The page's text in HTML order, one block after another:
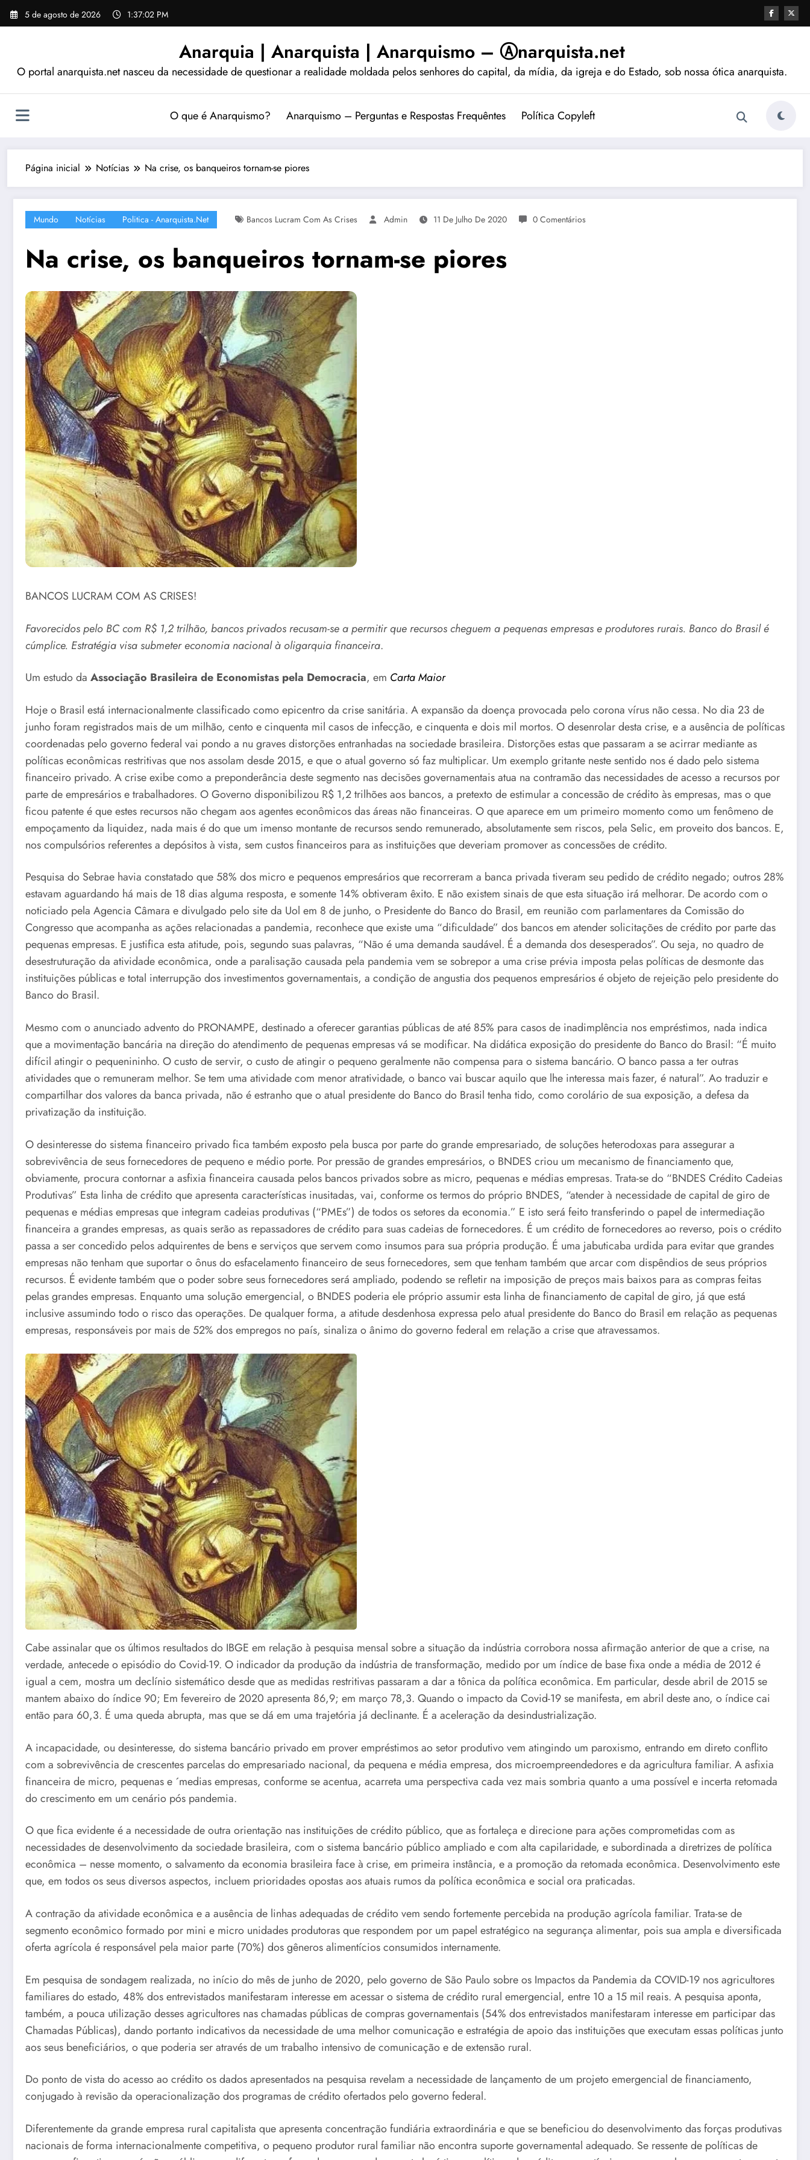
Pular
para
5 de agosto de 2026 1:37:04 PM
Anarquia | Anarquista | Anarquismo – Ⓐnarquista.net
O portal anarquista.net nasceu da necessidade de questionar a realidade moldada pelos senhores do capital, da mídia, da igreja e do Estado, sob nossa ótica anarquista.
O que é Anarquismo? Anarquismo – Perguntas e Respostas Frequêntes Política Copyleft
Página inicial Notícias Na crise, os banqueiros tornam-se piores
Mundo Notícias Politica - Anarquista.net Bancos Lucram Com As Crises Admin 11 De Julho De 2020 0 Comentários
Na crise, os banqueiros tornam-se piores
BANCOS LUCRAM COM AS CRISES!
Favorecidos pelo BC com R$ 1,2 trilhão, bancos privados recusam-se a permitir que recursos cheguem a pequenas empresas e produtores rurais. Banco do Brasil é
cúmplice. Estratégia visa submeter economia nacional à oligarquia financeira.
Um estudo da Associação Brasileira de Economistas pela Democracia, em Carta Maior
Hoje o Brasil está internacionalmente classificado como epicentro da crise sanitária. A expansão da doença provocada pelo corona vírus não cessa. No dia 23 de
junho foram registrados mais de um milhão, cento e cinquenta mil casos de infecção, e cinquenta e dois mil mortos. O desenrolar desta crise, e a ausência de políticas
coordenadas pelo governo federal vai pondo a nu graves distorções entranhadas na sociedade brasileira. Distorções estas que passaram a se acirrar mediante as
políticas econômicas restritivas que nos assolam desde 2015, e que o atual governo só faz multiplicar. Um exemplo gritante neste sentido nos é dado pelo sistema
financeiro privado. A crise exibe como a preponderância deste segmento nas decisões governamentais atua na contramão das necessidades de acesso a recursos por
parte de empresários e trabalhadores. O Governo disponibilizou R$ 1,2 trilhões aos bancos, a pretexto de estimular a concessão de crédito às empresas, mas o que
ficou patente é que estes recursos não chegam aos agentes econômicos das áreas não financeiras. O que aparece em um primeiro momento como um fenômeno de
empoçamento da liquidez, nada mais é do que um imenso montante de recursos sendo remunerado, absolutamente sem riscos, pela Selic, em proveito dos bancos. E,
nos compulsórios referentes a depósitos à vista, sem custos financeiros para as instituições que deveriam promover as concessões de crédito.
Pesquisa do Sebrae havia constatado que 58% dos micro e pequenos empresários que recorreram a banca privada tiveram seu pedido de crédito negado; outros 28%
estavam aguardando há mais de 18 dias alguma resposta, e somente 14% obtiveram êxito. E não existem sinais de que esta situação irá melhorar. De acordo com o
noticiado pela Agencia Câmara e divulgado pelo site da Uol em 8 de junho, o Presidente do Banco do Brasil, em reunião com parlamentares da Comissão do
Congresso que acompanha as ações relacionadas a pandemia, reconhece que existe uma “dificuldade” dos bancos em atender solicitações de crédito por parte das
pequenas empresas. E justifica esta atitude, pois, segundo suas palavras, “Não é uma demanda saudável. É a demanda dos desesperados”. Ou seja, no quadro de
desestruturação da atividade econômica, onde a paralisação causada pela pandemia vem se sobrepor a uma crise prévia imposta pelas políticas de desmonte das
instituições públicas e total interrupção dos investimentos governamentais, a condição de angustia dos pequenos empresários é objeto de rejeição pelo presidente do
Banco do Brasil.
Mesmo com o anunciado advento do PRONAMPE, destinado a oferecer garantias públicas de até 85% para casos de inadimplência nos empréstimos, nada indica
que a movimentação bancária na direção do atendimento de pequenas empresas vá se modificar. Na didática exposição do presidente do Banco do Brasil: “É muito
difícil atingir o pequenininho. O custo de servir, o custo de atingir o pequeno geralmente não compensa para o sistema bancário. O banco passa a ter outras
atividades que o remuneram melhor. Se tem uma atividade com menor atratividade, o banco vai buscar aquilo que lhe interessa mais fazer, é natural”. Ao traduzir e
compartilhar dos valores da banca privada, não é estranho que o atual presidente do Banco do Brasil tenha tido, como corolário de sua exposição, a defesa da
privatização da instituição.
O desinteresse do sistema financeiro privado fica também exposto pela busca por parte do grande empresariado, de soluções heterodoxas para assegurar a
sobrevivência de seus fornecedores de pequeno e médio porte. Por pressão de grandes empresários, o BNDES criou um mecanismo de financiamento que,
obviamente, procura contornar a asfixia financeira causada pelos bancos privados sobre as micro, pequenas e médias empresas. Trata-se do “BNDES Crédito Cadeias
Produtivas” Esta linha de crédito que apresenta características inusitadas, vai, conforme os termos do próprio BNDES, “atender à necessidade de capital de giro de
pequenas e médias empresas que integram cadeias produtivas (“PMEs”) de todos os setores da economia.” E isto será feito transferindo o papel de intermediação
financeira a grandes empresas, as quais serão as repassadores de crédito para suas cadeias de fornecedores. É um crédito de fornecedores ao reverso, pois o crédito
passa a ser concedido pelos adquirentes de bens e serviços que servem como insumos para sua própria produção. É uma jabuticaba urdida para evitar que grandes
empresas não tenham que suportar o ônus do esfacelamento financeiro de seus fornecedores, sem que tenham também que arcar com dispêndios de seus próprios
recursos. É evidente também que o poder sobre seus fornecedores será ampliado, podendo se refletir na imposição de preços mais baixos para as compras feitas
pelas grandes empresas. Enquanto uma solução emergencial, o BNDES poderia ele próprio assumir esta linha de financiamento de capital de giro, já que está
inclusive assumindo todo o risco das operações. De qualquer forma, a atitude desdenhosa expressa pelo atual presidente do Banco do Brasil em relação as pequenas
empresas, responsáveis por mais de 52% dos empregos no país, sinaliza o ânimo do governo federal em relação a crise que atravessamos.
Cabe assinalar que os últimos resultados do IBGE em relação à pesquisa mensal sobre a situação da indústria corrobora nossa afirmação anterior de que a crise, na
verdade, antecede o episódio do Covid-19. O indicador da produção da indústria de transformação, medido por um índice de base fixa onde a média de 2012 é
igual a cem, mostra um declínio sistemático desde que as medidas restritivas passaram a dar a tônica da política econômica. Em particular, desde abril de 2015 se
mantem abaixo do índice 90; Em fevereiro de 2020 apresenta 86,9; em março 78,3. Quando o impacto da Covid-19 se manifesta, em abril deste ano, o índice cai
então para 60,3. É uma queda abrupta, mas que se dá em uma trajetória já declinante. É a aceleração da desindustrialização.
A incapacidade, ou desinteresse, do sistema bancário privado em prover empréstimos ao setor produtivo vem atingindo um paroxismo, entrando em direto conflito
com a sobrevivência de crescentes parcelas do empresariado nacional, da pequena e média empresa, dos microempreendedores e da agricultura familiar. A asfixia
financeira de micro, pequenas e ´medias empresas, conforme se acentua, acarreta uma perspectiva cada vez mais sombria quanto a uma possível e incerta retomada
do crescimento em um cenário pós pandemia.
O que fica evidente é a necessidade de outra orientação nas instituições de crédito público, que as fortaleça e direcione para ações comprometidas com as
necessidades de desenvolvimento da sociedade brasileira, com o sistema bancário público ampliado e com alta capilaridade, e subordinada a diretrizes de política
econômica – nesse momento, o salvamento da economia brasileira face à crise, em primeira instância, e a promoção da retomada econômica. Desenvolvimento este
que, em todos os seus diversos aspectos, incluem prioridades opostas aos atuais rumos da política econômica e social ora praticadas.
A contração da atividade econômica e a ausência de linhas adequadas de crédito vem sendo fortemente percebida na produção agrícola familiar. Trata-se de
segmento econômico formado por mini e micro unidades produtoras que respondem por um papel estratégico na segurança alimentar, pois sua ampla e diversificada
oferta agrícola é responsável pela maior parte (70%) dos gêneros alimentícios consumidos internamente.
Em pesquisa de sondagem realizada, no início do mês de junho de 2020, pelo governo de São Paulo sobre os Impactos da Pandemia da COVID-19 nos agricultores
familiares do estado, 48% dos entrevistados manifestaram interesse em acessar o sistema de crédito rural emergencial, entre 10 a 15 mil reais. A pesquisa aponta,
também, a pouca utilização desses agricultores nas chamadas públicas de compras governamentais (54% dos entrevistados manifestaram interesse em participar das
Chamadas Públicas), dando portanto indicativos da necessidade de uma melhor comunicação e estratégia de apoio das instituições que executam essas políticas junto
aos seus beneficiários, o que poderia ser através de um trabalho intensivo de comunicação e de extensão rural.
Do ponto de vista do acesso ao crédito os dados apresentados na pesquisa revelam a necessidade de lançamento de um projeto emergencial de financiamento,
conjugado à revisão da operacionalização dos programas de crédito ofertados pelo governo federal.
Diferentemente da grande empresa rural capitalista que apresenta concentração fundiária extraordinária e que se beneficiou do desenvolvimento das forças produtivas
nacionais de forma internacionalmente competitiva, o pequeno produtor rural familiar não encontra suporte governamental adequado. Se ressente de políticas de